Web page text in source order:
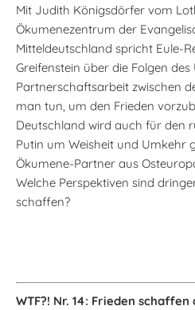
Mit Judith Königsdörfer vom
Ökumenezentrum der
Mitteldeutschland spricht Eule-
Greifenstein über die Folgen
Partnerschaftsarbeit zwischen
man tun, um den Frieden
Deutschland wird auch für den
Putin um Weisheit und Umkehr
Ökumene-Partner aus
Welche Perspektiven sind
schaffen?
WTF?! Nr. 14: Frieden